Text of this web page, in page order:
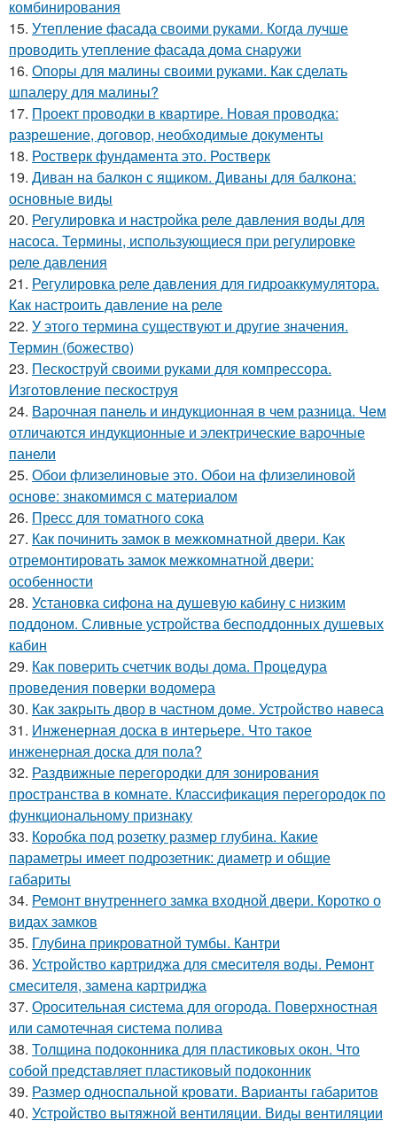
комбинирования
15. Утепление фасада своими руками. Когда лучше
проводить утепление фасада дома снаружи
16. Опоры для малины своими руками. Как сделать
шпалеру для малины?
17. Проект проводки в квартире. Новая проводка:
разрешение, договор, необходимые документы
18. Ростверк фундамента это. Ростверк
19. Диван на балкон с ящиком. Диваны для балкона:
основные виды
20. Регулировка и настройка реле давления воды для
насоса. Термины, использующиеся при регулировке
реле давления
21. Регулировка реле давления для гидроаккумулятора.
Как настроить давление на реле
22. У этого термина существуют и другие значения.
Термин (божество)
23. Пескоструй своими руками для компрессора.
Изготовление пескоструя
24. Варочная панель и индукционная в чем разница. Чем
отличаются индукционные и электрические варочные
панели
25. Обои флизелиновые это. Обои на флизелиновой
основе: знакомимся с материалом
26. Пресс для томатного сока
27. Как починить замок в межкомнатной двери. Как
отремонтировать замок межкомнатной двери:
особенности
28. Установка сифона на душевую кабину с низким
поддоном. Сливные устройства бесподдонных душевых
кабин
29. Как поверить счетчик воды дома. Процедура
проведения поверки водомера
30. Как закрыть двор в частном доме. Устройство навеса
31. Инженерная доска в интерьере. Что такое
инженерная доска для пола?
32. Раздвижные перегородки для зонирования
пространства в комнате. Классификация перегородок по
функциональному признаку
33. Коробка под розетку размер глубина. Какие
параметры имеет подрозетник: диаметр и общие
габариты
34. Ремонт внутреннего замка входной двери. Коротко о
видах замков
35. Глубина прикроватной тумбы. Кантри
36. Устройство картриджа для смесителя воды. Ремонт
смесителя, замена картриджа
37. Оросительная система для огорода. Поверхностная
или самотечная система полива
38. Толщина подоконника для пластиковых окон. Что
собой представляет пластиковый подоконник
39. Размер односпальной кровати. Варианты габаритов
40. Устройство вытяжной вентиляции. Виды вентиляции